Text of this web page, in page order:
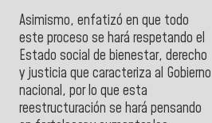
Asimismo, enfatizó en que todo
este proceso se hará respetando el
Estado social de bienestar, derecho
y justicia que caracteriza al Gobierno
nacional, por lo que esta
reestructuración se hará pensando